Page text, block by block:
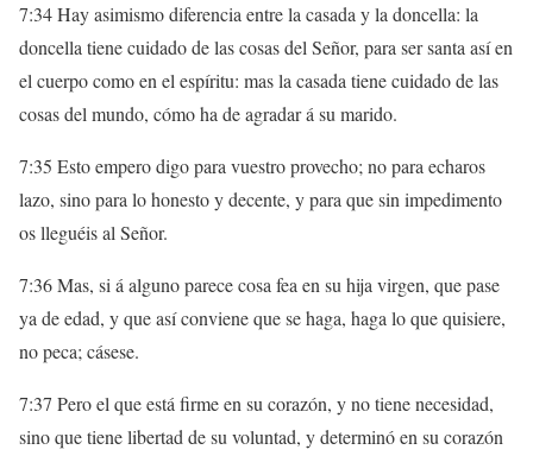
7:34 Hay asimismo diferencia entre la casada y la doncella: la
doncella tiene cuidado de las cosas del Señor, para ser santa así en
el cuerpo como en el espíritu: mas la casada tiene cuidado de las
cosas del mundo, cómo ha de agradar á su marido.
7:35 Esto empero digo para vuestro provecho; no para echaros
lazo, sino para lo honesto y decente, y para que sin impedimento
os lleguéis al Señor.
7:36 Mas, si á alguno parece cosa fea en su hija virgen, que pase
ya de edad, y que así conviene que se haga, haga lo que quisiere,
no peca; cásese.
7:37 Pero el que está firme en su corazón, y no tiene necesidad,
sino que tiene libertad de su voluntad, y determinó en su corazón